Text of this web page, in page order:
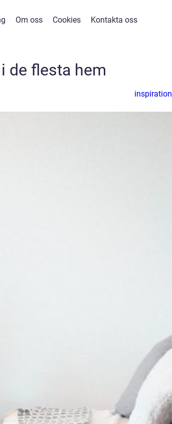
Om oss Cookies Kontakta oss
de flesta hem
inspiration